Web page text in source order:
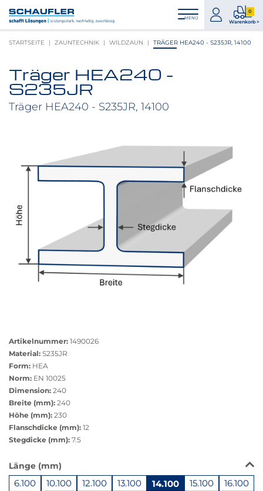
Inhalt
Hauptnavigation
Footernavigation
Logo
Schaufler
verlinkt
Startseite
MENÜ
zum
Konto
0
Warenkorb >
0
im
STARTSEITE ZAUNTECHNIK WILDZAUN TRÄGER HEA240 - S235JR, 14100
Produktbilder
überspringen
Träger HEA240 -
S235JR
Träger HEA240 - S235JR, 14100
anzeigen
Artikelnummer: 1490026
Material: S235JR
Form: HEA
Norm: EN 10025
Dimension: 240
Breite (mm): 240
Höhe (mm): 230
Flanschdicke (mm): 12
Stegdicke (mm): 7.5
Das
Produkt
ist
Länge (mm)
6.100 10.100 12.100 13.100 14.100 15.100
16.100